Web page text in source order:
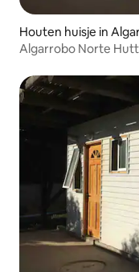
Houten huisje in
Algarrobo Norte